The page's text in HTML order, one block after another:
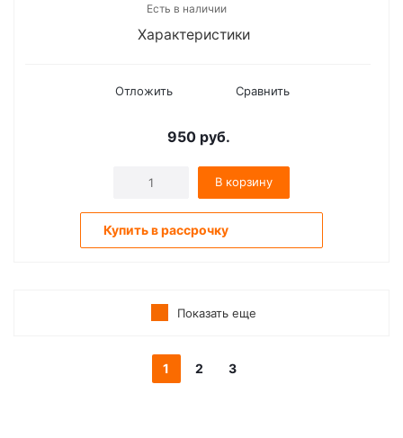
Есть в наличии
Характеристики
Отложить Сравнить
950руб.
В корзину
Купить в рассрочку
Показать еще
1 2 3